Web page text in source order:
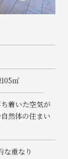
㎡
着いた空気が
然体の住まい
な重なり